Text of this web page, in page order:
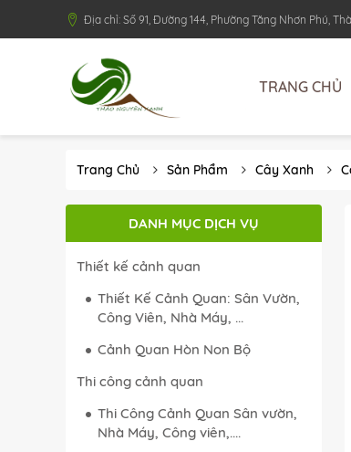
Địa chỉ: Số 91, Đường 144, Phường Tăng Nhơn Phú,
TRANG CHỦ
Trang Chủ Sản Phẩm Cây Xanh
DANH MỤC DỊCH VỤ
Thiết kế cảnh quan
Thiết Kế Cảnh Quan: Sân Vườn,
Công Viên, Nhà Máy, ...
Cảnh Quan Hòn Non Bộ
Thi công cảnh quan
Thi Công Cảnh Quan Sân vườn,
Nhà Máy, Công viên,....